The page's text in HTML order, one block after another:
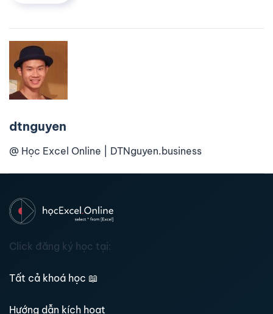
dtnguyen
@ Học Excel Online | DTNguyen.business
Click đăng ký học tại:
Tất cả khoá học 📖
Hướng dẫn kích hoạt